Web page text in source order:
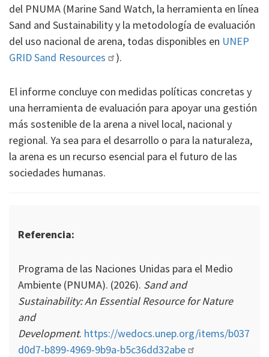
del PNUMA (Marine Sand Watch, la herramienta en línea
Sand and Sustainability y la metodología de evaluación
del uso nacional de arena, todas disponibles en UNEP
GRID Sand Resources
).
El informe concluye con medidas políticas concretas y
una herramienta de evaluación para apoyar una gestión
más sostenible de la arena a nivel local, nacional y
regional. Ya sea para el desarrollo o para la naturaleza,
la arena es un recurso esencial para el futuro de las
sociedades humanas.
Referencia:
Programa de las Naciones Unidas para el Medio
Ambiente (PNUMA). (2026). Sand and
Sustainability: An Essential Resource for Nature
and
Development. https://wedocs.unep.org/items/b037
d0d7-b899-4969-9b9a-b5c36dd32abe